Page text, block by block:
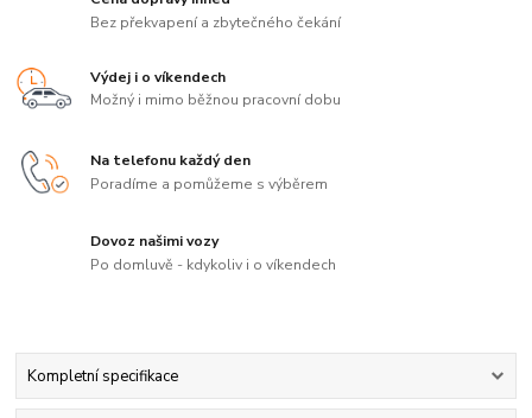
Bez překvapení a zbytečného čekání
Výdej i o víkendech
Možný i mimo běžnou pracovní dobu
Na telefonu každý den
Poradíme a pomůžeme s výběrem
Dovoz našimi vozy
Po domluvě - kdykoliv i o víkendech
Kompletní specifikace